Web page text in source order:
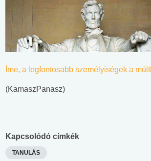
Íme, a legfontosabb személyiségek a
(KamaszPanasz)
Kapcsolódó címkék
TANULÁS